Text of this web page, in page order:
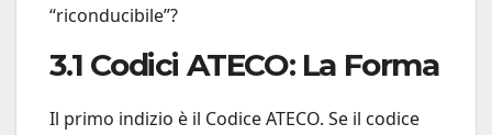
“riconducibile”?
3.1 Codici ATECO: La Forma
Il primo indizio è il Codice ATECO. Se il codice